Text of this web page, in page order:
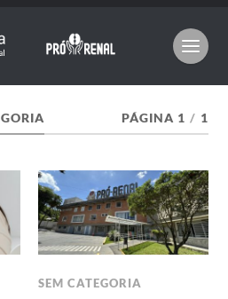
PÁGINA 1 / 1
SEM CATEGORIA